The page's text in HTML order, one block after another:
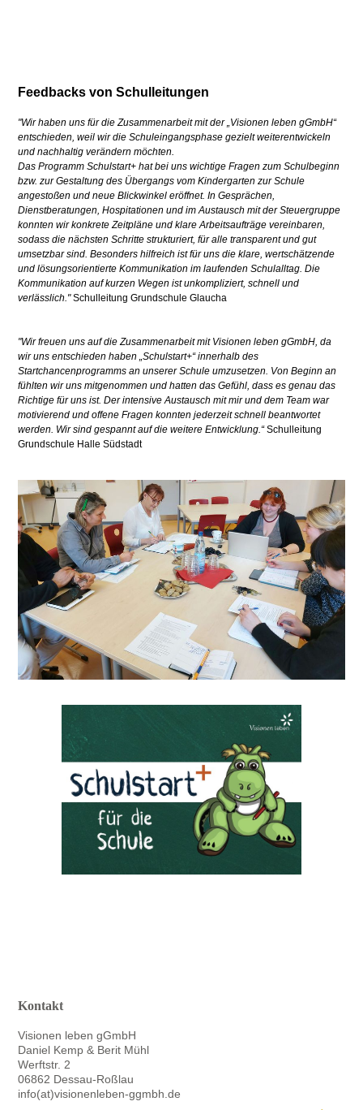
Feedbacks von Schulleitungen
"Wir haben uns für die Zusammenarbeit mit der „Visionen leben gGmbH“
entschieden, weil wir die Schuleingangsphase gezielt weiterentwickeln
und nachhaltig verändern möchten.
Das Programm Schulstart+ hat bei uns wichtige Fragen zum Schulbeginn
bzw. zur Gestaltung des Übergangs vom Kindergarten zur Schule
angestoßen und neue Blickwinkel eröffnet. In Gesprächen,
Dienstberatungen, Hospitationen und im Austausch mit der Steuergruppe
konnten wir konkrete Zeitpläne und klare Arbeitsaufträge vereinbaren,
sodass die nächsten Schritte strukturiert, für alle transparent und gut
umsetzbar sind. Besonders hilfreich ist für uns die klare, wertschätzende
und lösungsorientierte Kommunikation im laufenden Schulalltag. Die
Kommunikation auf kurzen Wegen ist unkompliziert, schnell und
verlässlich."Schulleitung Grundschule Glaucha
"Wir freuen uns auf die Zusammenarbeit mit Visionen leben gGmbH, da
wir uns entschieden haben „Schulstart+“ innerhalb des
Startchancenprogramms an unserer Schule umzusetzen. Von Beginn an
fühlten wir uns mitgenommen und hatten das Gefühl, dass es genau das
Richtige für uns ist. Der intensive Austausch mit mir und dem Team war
motivierend und offene Fragen konnten jederzeit schnell beantwortet
werden. Wir sind gespannt auf die weitere Entwicklung.“Schulleitung
Grundschule Halle Südstadt
Kontakt
Visionen leben gGmbH
Daniel Kemp & Berit Mühl
Werftstr. 2
06862 Dessau-Roßlau
info(at)visionenleben-ggmbh.de